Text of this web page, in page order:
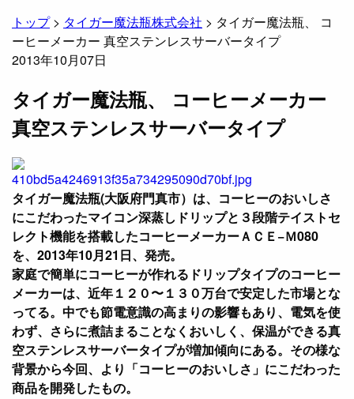
トップ> タイガー魔法瓶株式会社 > タイガー魔法瓶、 コ
ーヒーメーカー 真空ステンレスサーバータイプ
2013年10月07日
タイガー魔法瓶、 コーヒーメーカー
真空ステンレスサーバータイプ
タイガー魔法瓶(大阪府門真市）は、コーヒーのおいしさ
にこだわったマイコン深蒸しドリップと３段階テイストセ
レクト機能を搭載したコーヒーメーカーＡＣＥ−Ｍ080
を、2013年10月21日、発売。
家庭で簡単にコーヒーが作れるドリップタイプのコーヒー
メーカーは、近年１２０〜１３０万台で安定した市場とな
ってる。中でも節電意識の高まりの影響もあり、電気を使
わず、さらに煮詰まることなくおいしく、保温ができる真
空ステンレスサーバータイプが増加傾向にある。その様な
背景から今回、より「コーヒーのおいしさ」にこだわった
商品を開発したもの。